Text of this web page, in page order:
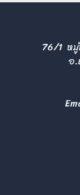
76/1 หมู่
อ.